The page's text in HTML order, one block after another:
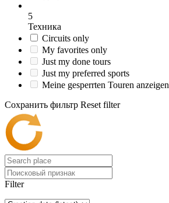
5
Техника
Circuits only
My favorites only
Just my done tours
Just my preferred sports
Meine gesperrten Touren anzeigen
Сохранить фильтр Reset filter
Filter